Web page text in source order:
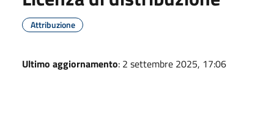
Attribuzione
Ultimo aggiornamento: 2 settembre 2025, 17:06